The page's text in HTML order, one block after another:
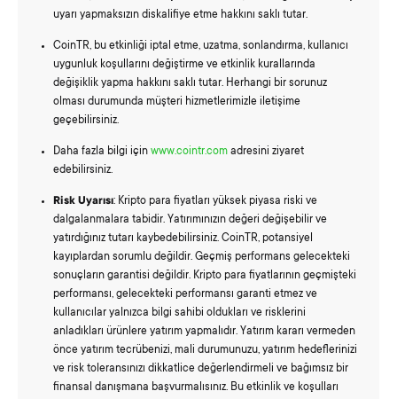
uyarı yapmaksızın diskalifiye etme hakkını saklı tutar.
CoinTR, bu etkinliği iptal etme, uzatma, sonlandırma, kullanıcı
uygunluk koşullarını değiştirme ve etkinlik kurallarında
değişiklik yapma hakkını saklı tutar. Herhangi bir sorunuz
olması durumunda müşteri hizmetlerimizle iletişime
geçebilirsiniz.
Daha fazla bilgi için www.cointr.com adresini ziyaret
edebilirsiniz.
Risk Uyarısı: Kripto para fiyatları yüksek piyasa riski ve
dalgalanmalara tabidir. Yatırımınızın değeri değişebilir ve
yatırdığınız tutarı kaybedebilirsiniz. CoinTR, potansiyel
kayıplardan sorumlu değildir. Geçmiş performans gelecekteki
sonuçların garantisi değildir. Kripto para fiyatlarının geçmişteki
performansı, gelecekteki performansı garanti etmez ve
kullanıcılar yalnızca bilgi sahibi oldukları ve risklerini
anladıkları ürünlere yatırım yapmalıdır. Yatırım kararı vermeden
önce yatırım tecrübenizi, mali durumunuzu, yatırım hedeflerinizi
ve risk toleransınızı dikkatlice değerlendirmeli ve bağımsız bir
finansal danışmana başvurmalısınız. Bu etkinlik ve koşulları